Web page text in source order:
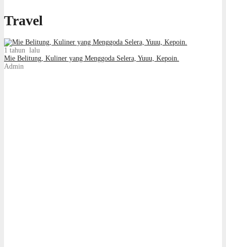
Travel
1 tahun lalu
Mie Belitung, Kuliner yang Menggoda Selera, Yuuu, Kepoin.
Admin